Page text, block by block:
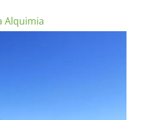
Alquimia